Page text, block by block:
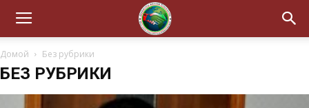
Домой Без рубрики
БЕЗ РУБРИКИ